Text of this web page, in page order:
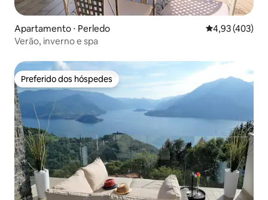
Apartamento ⋅ Perledo 4,93 de uma
4,93 (403)
Verão, inverno e spa
Preferido dos hóspedes
Preferido dos hóspedes